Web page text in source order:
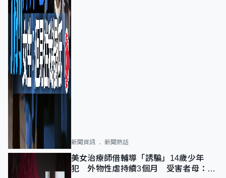
新聞資訊 新聞熱話
美女治療師借輔導「誘騙」14歲少年
犯 外物性虐持續3個月 受害者母：要